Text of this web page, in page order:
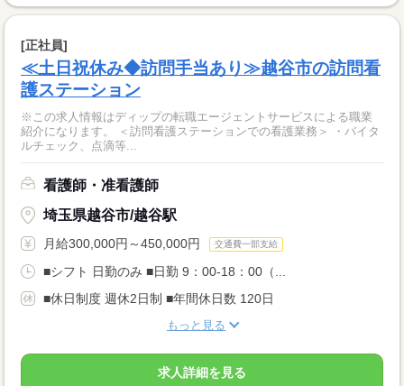
[正社員]
≪土日祝休み◆訪問手当あり≫越谷市の訪問看
護ステーション
※この求人情報はディップの転職エージェントサービスによる職業
紹介になります。 ＜訪問看護ステーションでの看護業務＞ ・バイタ
ルチェック、点滴等...
看護師・准看護師
埼玉県越谷市/越谷駅
月給300,000円～450,000円 交通費一部支給
■シフト 日勤のみ ■日勤 9：00-18：00（...
■休日制度 週休2日制 ■年間休日数 120日
もっと見る
求人詳細を見る